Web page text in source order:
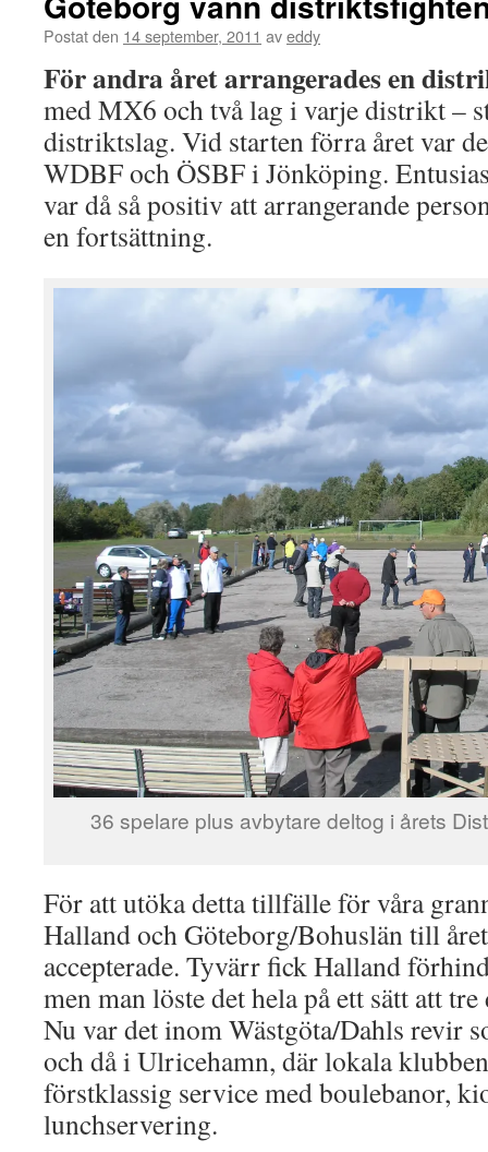
Postat den 14 september, 2011 aveddy
För andra året arrangerades en
med MX6 och två lag i varje distrikt –
distriktslag. Vid starten förra året var
WDBF och ÖSBF i Jönköping.
var då så positiv att arrangerande
en fortsättning.
36 spelare plus avbytare deltog i årets
För att utöka detta tillfälle för våra
Halland och Göteborg/Bohuslän till
accepterade. Tyvärr fick Halland
men man löste det hela på ett sätt att
Nu var det inom Wästgöta/Dahls revir
och då i Ulricehamn, där lokala
förstklassig service med boulebanor,
lunchservering.